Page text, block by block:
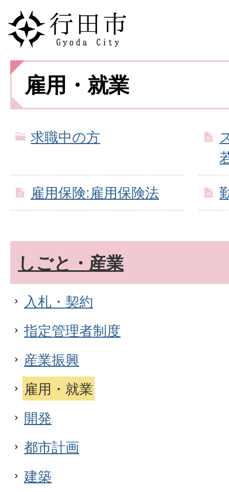
雇用・就業
求職中の方
雇用保険:雇用保険法
しごと・産業
入札・契約
指定管理者制度
産業振興
雇用・就業
開発
都市計画
建築